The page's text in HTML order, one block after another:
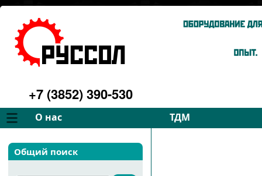
+7 (3852) 390-530
О нас ТДМ
Компания
Философия
Общий поиск